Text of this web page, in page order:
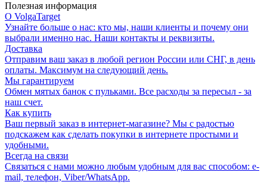
Полезная информация
О VolgaTarget
Узнайте больше о нас: кто мы, наши клиенты и почему они
выбрали именно нас. Наши контакты и реквизиты.
Доставка
Отправим ваш заказ в любой регион России или СНГ, в день
оплаты. Максимум на следующий день.
Мы гарантируем
Обмен мятых банок с пульками. Все расходы за пересыл - за
наш счет.
Как купить
Ваш первый заказ в интернет-магазине? Мы с радостью
подскажем как сделать покупки в интернете простыми и
удобными.
Всегда на связи
Связаться с нами можно любым удобным для вас способом: e-
mail, телефон, Viber/WhatsApp.